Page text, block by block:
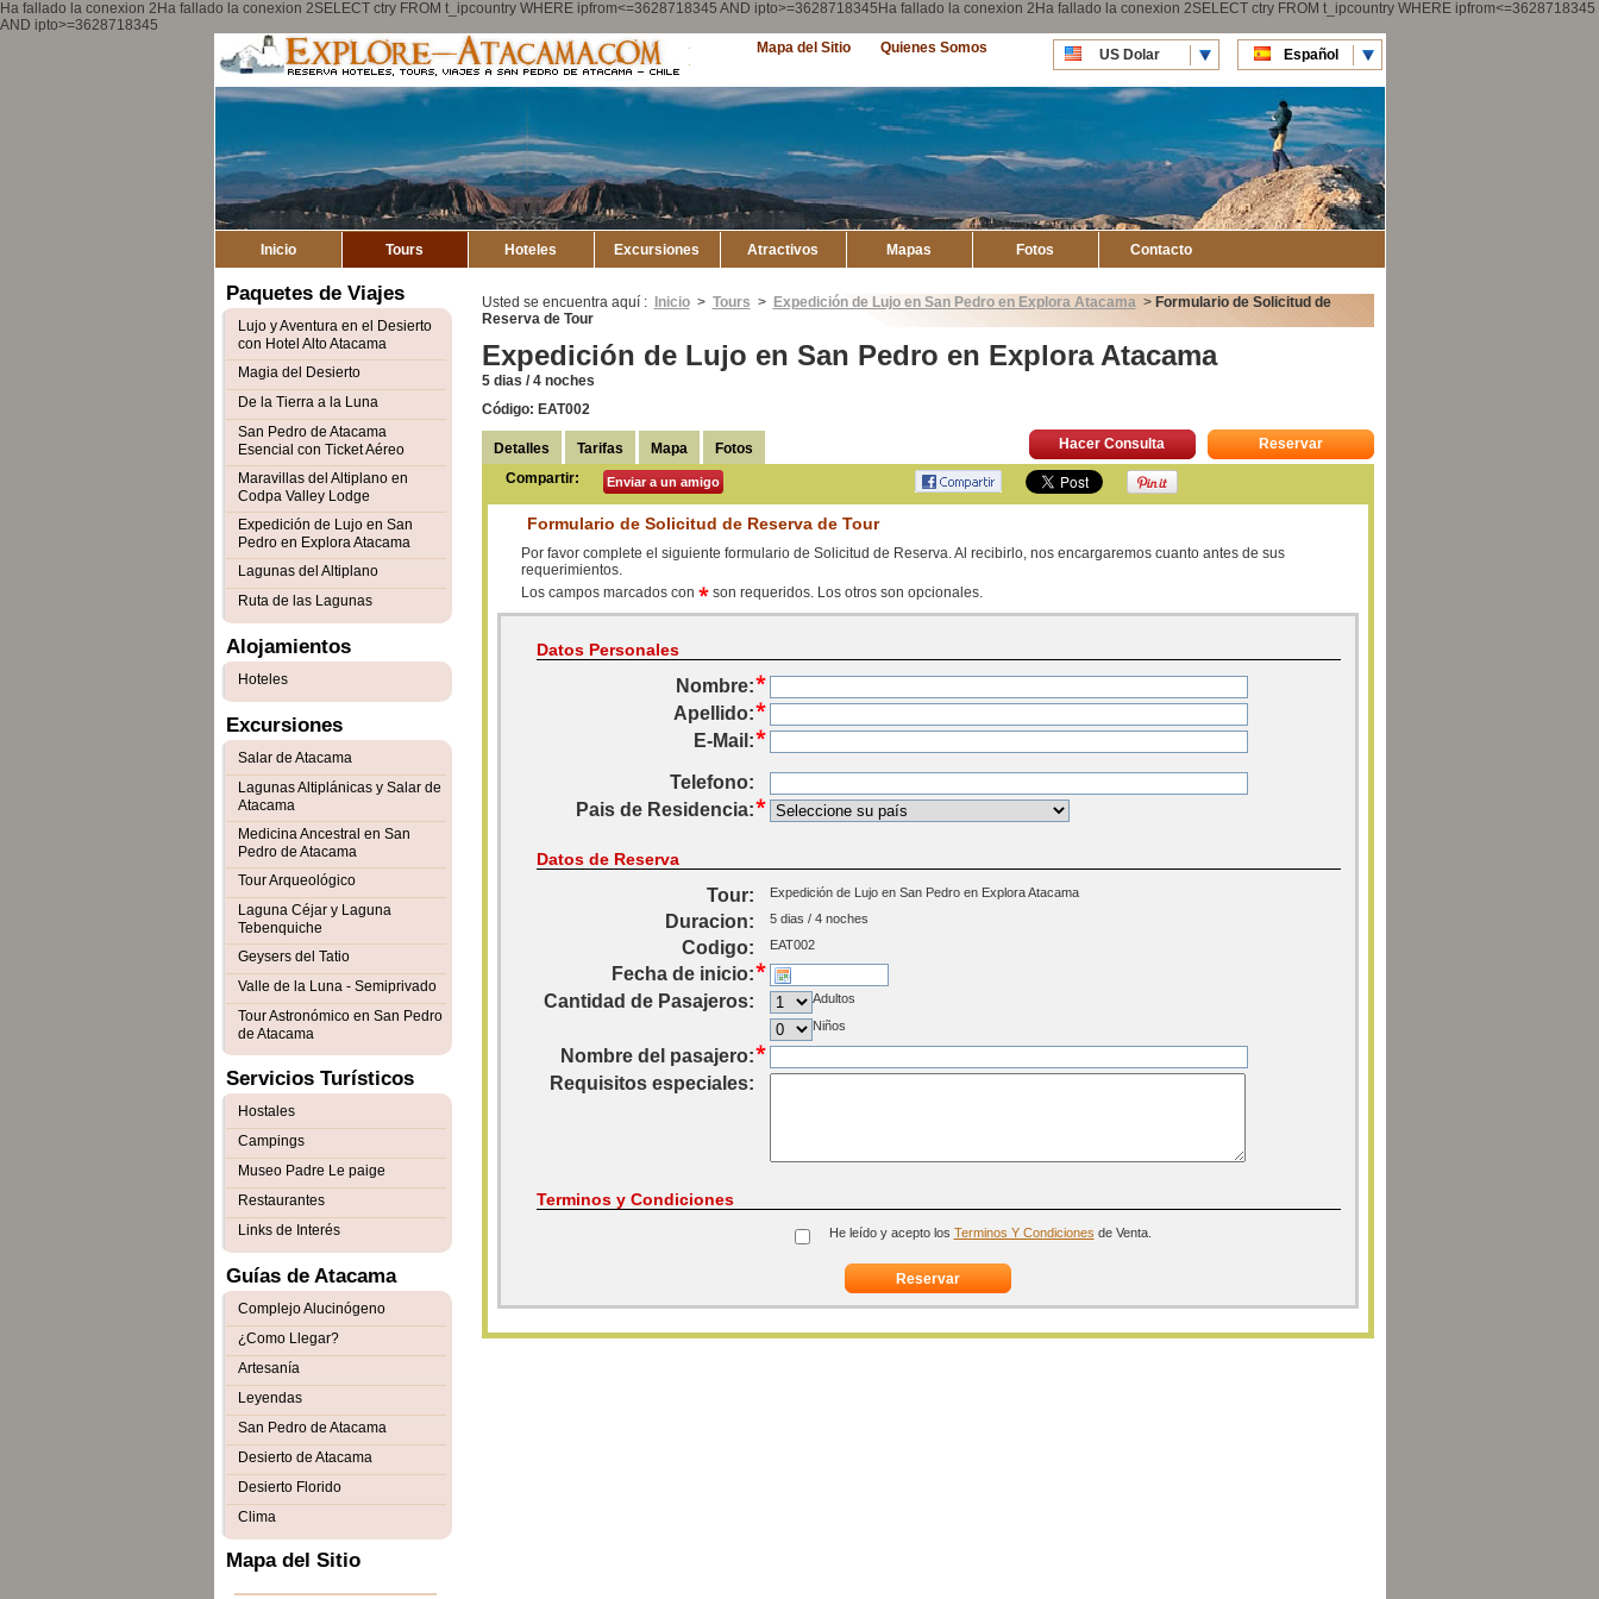
Ha fallado la conexion 2Ha fallado la conexion 2SELECT ctry FROM t_ipcountry WHERE ipfrom<=3628718345 AND ipto>=3628718345Ha fallado la conexion 2Ha fallado la conexion 2SELECT ctry FROM t_ipcountry WHERE ipfrom<=3628718345
AND ipto>=3628718345
US Dolar
CLP Pesos
Español
English
Quienes Somos
Mapa del Sitio
Inicio Tours Hoteles Excursiones Atractivos Mapas Fotos Contacto
Usted se encuentra aquí : Inicio > Tours > Expedición de Lujo en San Pedro en Explora Atacama > Formulario de Solicitud de
Reserva de Tour
Expedición de Lujo en San Pedro en Explora Atacama
5 dias / 4 noches
Código: EAT002
Reservar
Hacer Consulta
Detalles Tarifas Mapa
Fotos
Compartir:
Enviar a un amigo
Formulario de Solicitud de Reserva de Tour
Por favor complete el siguiente formulario de Solicitud de Reserva. Al recibirlo, nos encargaremos cuanto antes de sus
requerimientos.
Los campos marcados con
son requeridos. Los otros son opcionales.
Datos Personales
Nombre:
Apellido:
E-Mail:
Telefono:
Pais de Residencia:
Datos de Reserva
Tour: Expedición de Lujo en San Pedro en Explora Atacama
Duracion: 5 dias / 4 noches
Codigo: EAT002
Fecha de inicio:
Cantidad de Pasajeros:
Adultos
Niños
Nombre del pasajero:
Requisitos especiales:
Terminos y Condiciones
He leído y acepto los Terminos Y Condiciones de Venta.
Reservar
Paquetes de Viajes
Lujo y Aventura en el Desierto
con Hotel Alto Atacama
Magia del Desierto
De la Tierra a la Luna
San Pedro de Atacama
Esencial con Ticket Aéreo
Maravillas del Altiplano en
Codpa Valley Lodge
Expedición de Lujo en San
Pedro en Explora Atacama
Lagunas del Altiplano
Ruta de las Lagunas
Alojamientos
Hoteles
Excursiones
Salar de Atacama
Lagunas Altiplánicas y Salar de
Atacama
Medicina Ancestral en San
Pedro de Atacama
Tour Arqueológico
Laguna Céjar y Laguna
Tebenquiche
Geysers del Tatio
Valle de la Luna - Semiprivado
Tour Astronómico en San Pedro
de Atacama
Servicios Turísticos
Hostales
Campings
Museo Padre Le paige
Restaurantes
Links de Interés
Guías de Atacama
Complejo Alucinógeno
¿Como Llegar?
Artesanía
Leyendas
San Pedro de Atacama
Desierto de Atacama
Desierto Florido
Clima
Mapa del Sitio